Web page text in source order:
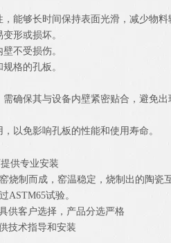
能够长时间保持表面光滑，减少物料
形或损坏。
不受损伤。
格的孔板。
确保其与设备内壁紧密贴合，避免
以免影响孔板的性能和使用寿命。
供专业安装
烧制而成，窑温稳定，烧制出的陶瓷
ASTM65试验。
供客户选择，产品分选严格
技术指导和安装